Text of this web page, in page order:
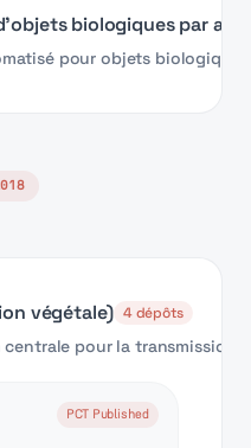
biologiques par
pour objets
végétale) 4dépôts
pour la transmission
PCT Published